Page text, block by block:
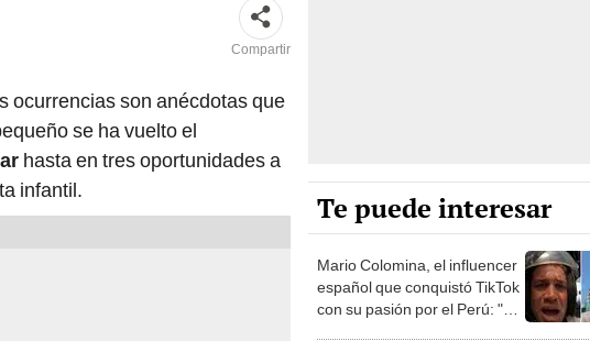
Compartir
ocurrencias son anécdotas que
se ha vuelto el
hasta en tres oportunidades a
infantil.
Te puede interesar
Mario Colomina, el influencer
español que conquistó TikTok
con su pasión por el Perú: "Mi